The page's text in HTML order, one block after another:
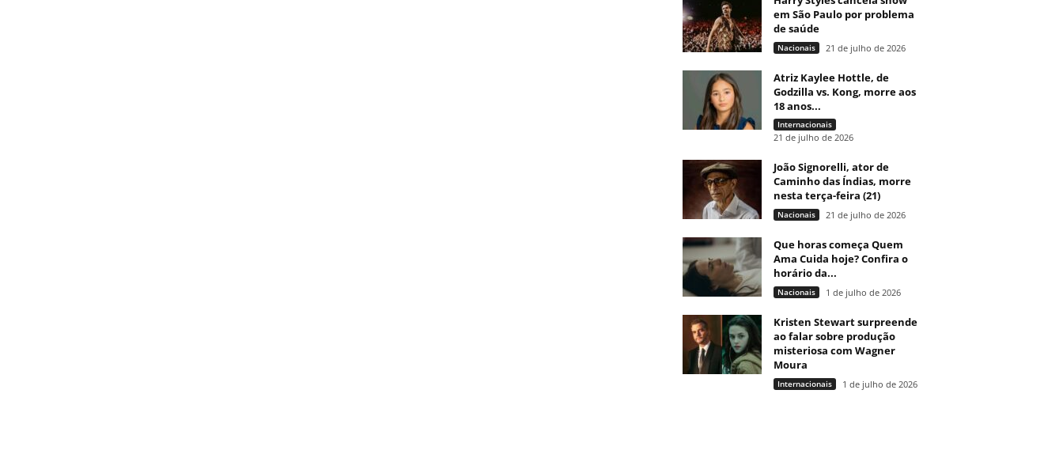
em São Paulo por problema
de saúde
Nacionais 21 de julho de 2026
Atriz Kaylee Hottle, de
Godzilla vs. Kong, morre aos
18 anos...
Internacionais
21 de julho de 2026
João Signorelli, ator de
Caminho das Índias, morre
nesta terça-feira (21)
Nacionais 21 de julho de 2026
Que horas começa Quem
Ama Cuida hoje? Confira o
horário da...
Nacionais 1 de julho de 2026
Kristen Stewart surpreende
ao falar sobre produção
misteriosa com Wagner
Moura
Internacionais 1 de julho de 2026